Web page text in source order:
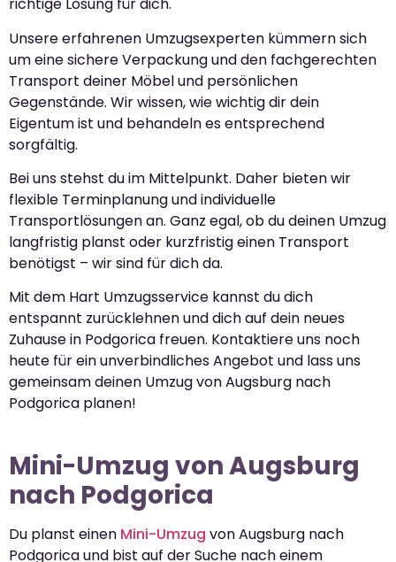
richtige Lösung für dich.
Unsere erfahrenen Umzugsexperten kümmern sich
um eine sichere Verpackung und den fachgerechten
Transport deiner Möbel und persönlichen
Gegenstände. Wir wissen, wie wichtig dir dein
Eigentum ist und behandeln es entsprechend
sorgfältig.
Bei uns stehst du im Mittelpunkt. Daher bieten wir
flexible Terminplanung und individuelle
Transportlösungen an. Ganz egal, ob du deinen Umzug
langfristig planst oder kurzfristig einen Transport
benötigst – wir sind für dich da.
Mit dem Hart Umzugsservice kannst du dich
entspannt zurücklehnen und dich auf dein neues
Zuhause in Podgorica freuen. Kontaktiere uns noch
heute für ein unverbindliches Angebot und lass uns
gemeinsam deinen Umzug von Augsburg nach
Podgorica planen!
Mini-Umzug von Augsburg
nach Podgorica
Du planst einen Mini-Umzug von Augsburg nach
Podgorica und bist auf der Suche nach einem